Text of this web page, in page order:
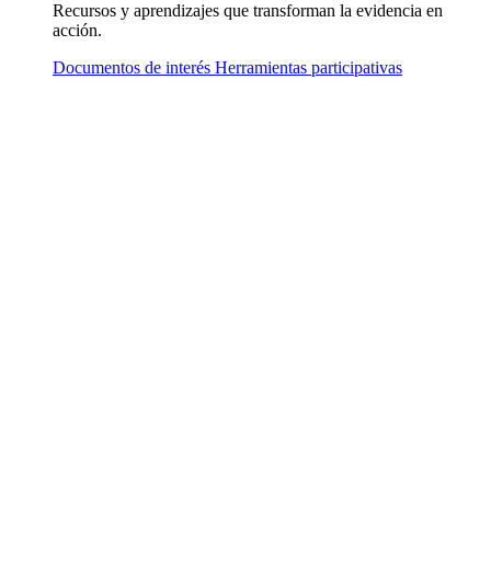
Recursos y aprendizajes que transforman la evidencia en
acción.
Documentos de interés Herramientas participativas